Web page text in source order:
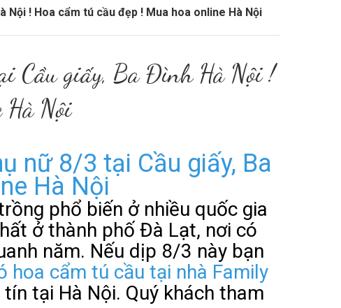
! Hoa cẩm tú cầu đẹp ! Mua hoa online Hà Nội
Cầu giấy, Ba Đình Hà Nội !
Hà Nội
nữ 8/3 tại Cầu giấy, Ba
Hà Nội
phổ biến ở nhiều quốc gia
ở thành phố Đà Lạt, nơi có
năm. Nếu dịp 8/3 này bạn
hoa cẩm tú cầu tại nhà Family
tại Hà Nội. Quý khách tham